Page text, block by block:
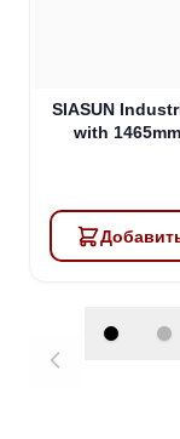
SIASUN
with